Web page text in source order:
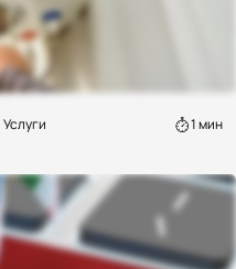
Услуги 1 мин